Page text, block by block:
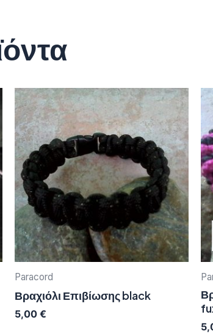
Paracord
Βραχιόλι Επιβίωσης black
5,00 €